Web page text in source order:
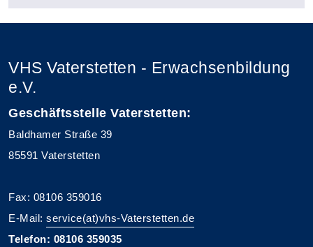
VHS Vaterstetten - Erwachsenbildung
e.V.
Geschäftsstelle Vaterstetten:
Baldhamer Straße 39
85591 Vaterstetten
Fax: 08106 359016
E-Mail: service(at)vhs-Vaterstetten.de
Telefon: 08106 359035